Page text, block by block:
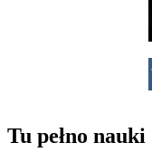
Tu pełno nauki